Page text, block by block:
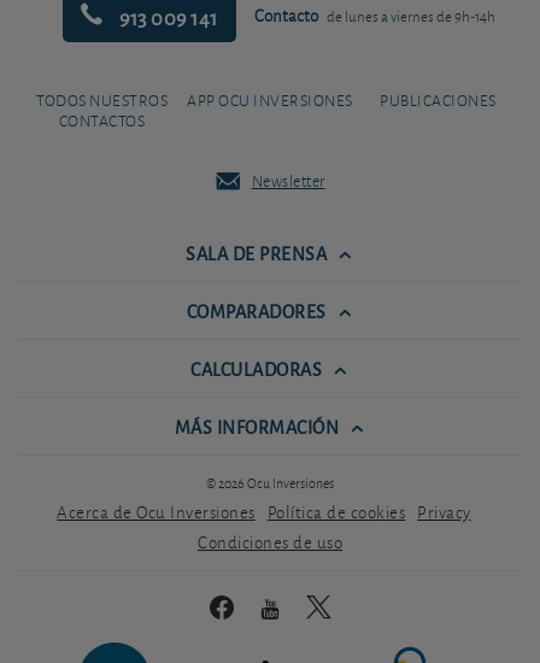
913 009 141 Contacto de lunes a viernes de 9h-14h
TODOS NUESTROS
CONTACTOS
APP OCU INVERSIONES PUBLICACIONES
Newsletter
SALA DE PRENSA
COMPARADORES
CALCULADORAS
MÁS INFORMACIÓN
© 2026 Ocu Inversiones
Acerca de Ocu Inversiones Política de cookies Privacy
Condiciones de uso